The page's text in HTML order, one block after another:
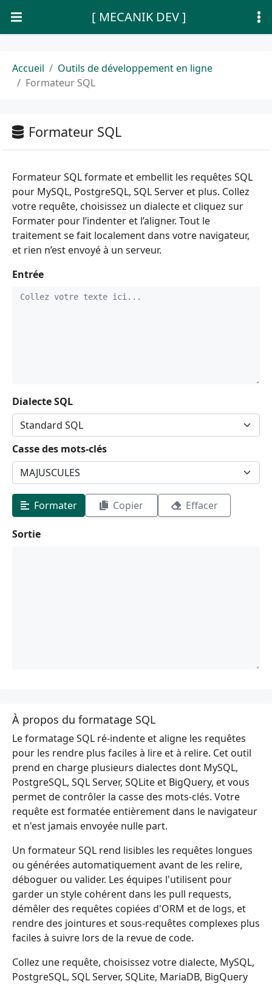
[ MECANIK DEV ]
Accueil
Outils de développement en ligne
Formateur SQL
Formateur SQL
Formateur SQL formate et embellit les requêtes SQL
pour MySQL, PostgreSQL, SQL Server et plus. Collez
votre requête, choisissez un dialecte et cliquez sur
Formater pour l’indenter et l’aligner. Tout le
traitement se fait localement dans votre navigateur,
et rien n’est envoyé à un serveur.
Entrée
Dialecte SQL
Casse des mots-clés
Formater Copier Effacer
Sortie
À propos du formatage SQL
Le formatage SQL ré-indente et aligne les requêtes
pour les rendre plus faciles à lire et à relire. Cet outil
prend en charge plusieurs dialectes dont MySQL,
PostgreSQL, SQL Server, SQLite et BigQuery, et vous
permet de contrôler la casse des mots-clés. Votre
requête est formatée entièrement dans le navigateur
et n'est jamais envoyée nulle part.
Un formateur SQL rend lisibles les requêtes longues
ou générées automatiquement avant de les relire,
déboguer ou valider. Les équipes l'utilisent pour
garder un style cohérent dans les pull requests,
démêler des requêtes copiées d'ORM et de logs, et
rendre des jointures et sous-requêtes complexes plus
faciles à suivre lors de la revue de code.
Collez une requête, choisissez votre dialecte, MySQL,
PostgreSQL, SQL Server, SQLite, MariaDB, BigQuery